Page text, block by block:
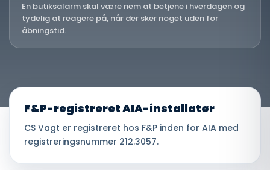
En butiksalarm skal være nem at betjene i hverdagen og
tydelig at reagere på, når der sker noget uden for
åbningstid.
F&P-registreret AIA-installatør
CS Vagt er registreret hos F&P inden for AIA med
registreringsnummer 212.3057.